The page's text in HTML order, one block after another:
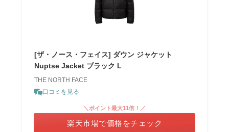
[ザ・ノース・フェイス] ダウン ジャケット
Nuptse Jacket ブラック L
THE NORTH FACE
口コミを見る
＼ポイント最大11倍！／
楽天市場で価格をチェック